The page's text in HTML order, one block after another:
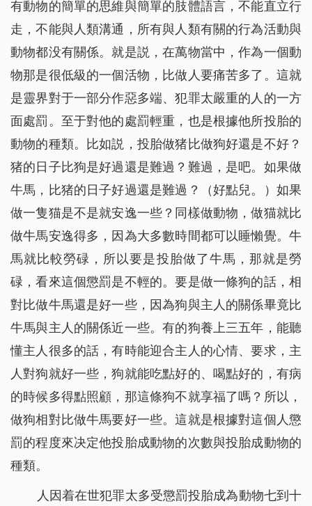
有動物的簡單的思維與簡單的肢體語言，不能直立行
走，不能與人類溝通，所有與人類有關的行為活動與
動物都没有關係。就是説，在萬物當中，作為一個動
物那是很低級的一個活物，比做人要痛苦多了。這就
是靈界對于一部分作惡多端、犯罪太嚴重的人的一方
面處罰。至于對他的處罰輕重，也是根據他所投胎的
動物的種類。比如説，投胎做猪比做狗好還是不好？
猪的日子比狗是好過還是難過？難過，是吧。如果做
牛馬，比猪的日子好過還是難過？（好點兒。）如果
做一隻猫是不是就安逸一些？同樣做動物，做猫就比
做牛馬安逸得多，因為大多數時間都可以睡懶覺。牛
馬就比較勞碌，所以要是投胎做了牛馬，那就是勞
碌，看來這個懲罰是不輕的。要是做一條狗的話，相
對比做牛馬還是好一些，因為狗與主人的關係畢竟比
牛馬與主人的關係近一些。有的狗養上三五年，能聽
懂主人很多的話，有時能迎合主人的心情、要求，主
人對狗就好一些，狗就能吃點好的、喝點好的，有病
的時候多得點照顧，那這條狗不就享福了嗎？所以，
做狗相對比做牛馬要好一些。這就是根據對這個人懲
罰的程度來决定他投胎成動物的次數與投胎成動物的
種類。
人因着在世犯罪太多受懲罰投胎成為動物七到十